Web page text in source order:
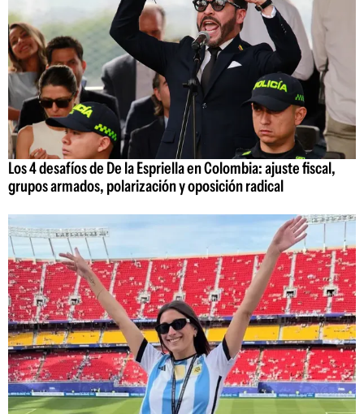
Los 4 desafíos de De la Espriella en Colombia: ajuste fiscal,
grupos armados, polarización y oposición radical